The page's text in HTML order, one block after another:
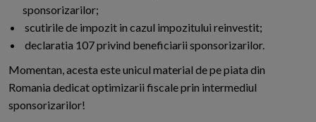
sponsorizarilor;
scutirile de impozit in cazul impozitului reinvestit;
declaratia 107 privind beneficiarii sponsorizarilor.
Momentan, acesta este unicul material de pe piata din
Romania dedicat optimizarii fiscale prin intermediul
sponsorizarilor!